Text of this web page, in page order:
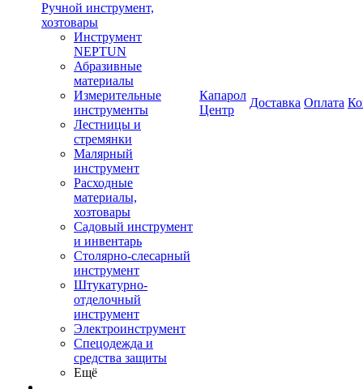
Ручной инструмент,
хозтовары
Инструмент
NEPTUN
Абразивные
материалы
Измерительные
инструменты
Лестницы и
стремянки
Малярный
инструмент
Расходные
материалы,
хозтовары
Садовый инструмент
и инвентарь
Столярно-слесарный
инструмент
Штукатурно-
отделочный
инструмент
Электроинструмент
Спецодежда и
средства защиты
Ещё
Капарол
Центр
Доставка Оплата